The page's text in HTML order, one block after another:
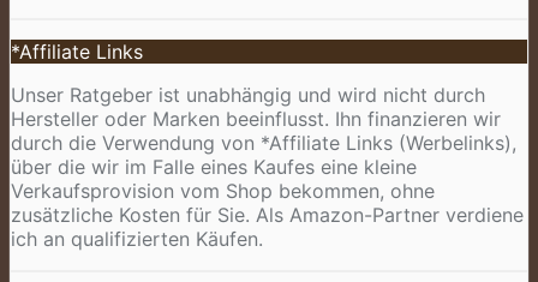
*Affiliate Links
Unser Ratgeber ist unabhängig und wird nicht durch
Hersteller oder Marken beeinflusst. Ihn finanzieren wir
durch die Verwendung von *Affiliate Links (Werbelinks),
über die wir im Falle eines Kaufes eine kleine
Verkaufsprovision vom Shop bekommen, ohne
zusätzliche Kosten für Sie. Als Amazon-Partner verdiene
ich an qualifizierten Käufen.